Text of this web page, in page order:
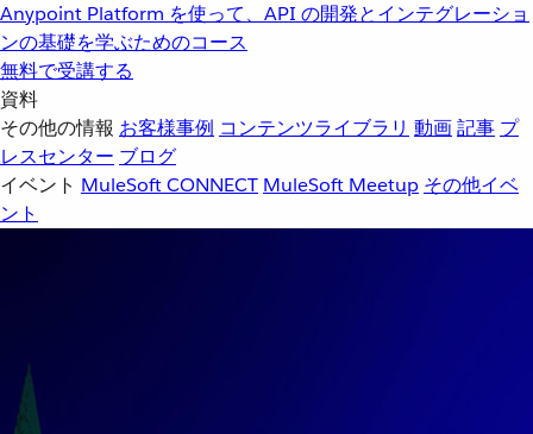
Anypoint Platform を使って、API の開発とインテグレーショ
ンの基礎を学ぶためのコース
無料で受講する
資料
その他の情報 お客様事例 コンテンツライブラリ 動画記事 プ
レスセンター ブログ
イベント MuleSoft CONNECT MuleSoft Meetup その他イベ
ント